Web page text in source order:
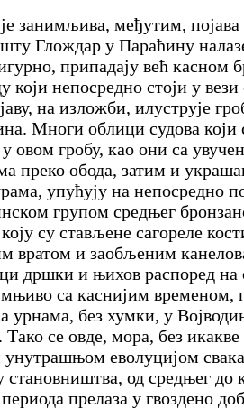
занимљива, међутим,
Глождар у Параћину
припадају већ касном
који непосредно стоји у
на изложби, илуструје
Многи облици судова који
у овом гробу, као они са
преко обода, затим и
упућују на непосредно
групом средњег
су стављене сагореле
вратом и заобљеним
дршки и њихов распоред на
са каснијим временом,
урнама, без хумки, у
Тако се овде, мора, без
унутрашњом еволуцијом
становништва, од средњег до
прелаза у гвоздено